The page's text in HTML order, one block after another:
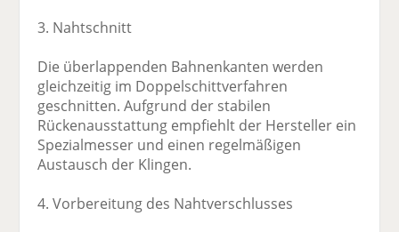
3. Nahtschnitt
Die überlappenden Bahnenkanten werden
gleichzeitig im Doppelschittverfahren
geschnitten. Aufgrund der stabilen
Rückenausstattung empfiehlt der Hersteller ein
Spezialmesser und einen regelmäßigen
Austausch der Klingen.
4. Vorbereitung des Nahtverschlusses